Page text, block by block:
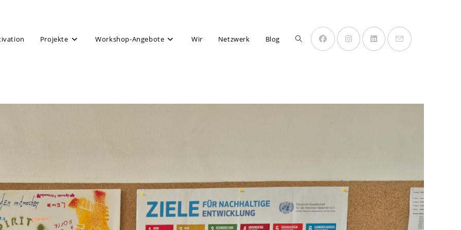
Projekte Workshop-Angebote Wir Netzwerk Blog Website-